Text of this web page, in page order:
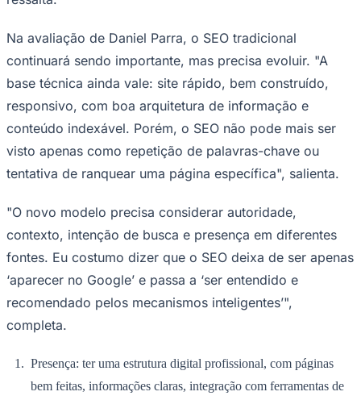
São Paulo
Na avaliação de Daniel Parra, o SEO tradicional
continuará sendo importante, mas precisa evoluir. "A
base técnica ainda vale: site rápido, bem construído,
responsivo, com boa arquitetura de informação e
conteúdo indexável. Porém, o SEO não pode mais ser
visto apenas como repetição de palavras-chave ou
tentativa de ranquear uma página específica", salienta.
"O novo modelo precisa considerar autoridade,
contexto, intenção de busca e presença em diferentes
fontes. Eu costumo dizer que o SEO deixa de ser apenas
‘aparecer no Google’ e passa a ‘ser entendido e
recomendado pelos mecanismos inteligentes’",
completa.
Presença: ter uma estrutura digital profissional, com páginas
bem feitas, informações claras, integração com ferramentas de